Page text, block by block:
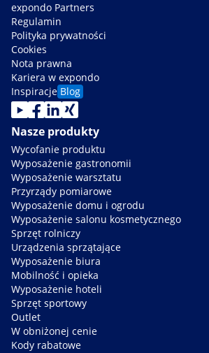
expondo Partners
Regulamin
Polityka prywatności
Cookies
Nota prawna
Kariera w expondo
Inspiracje Blog
Nasze produkty
Wycofanie produktu
Wyposażenie gastronomii
Wyposażenie warsztatu
Przyrządy pomiarowe
Wyposażenie domu i ogrodu
Wyposażenie salonu kosmetycznego
Sprzęt rolniczy
Urządzenia sprzątające
Wyposażenie biura
Mobilność i opieka
Wyposażenie hoteli
Sprzęt sportowy
Outlet
W obniżonej cenie
Kody rabatowe